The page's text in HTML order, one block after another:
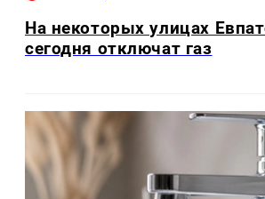
На некоторых улицах
сегодня отключат газ